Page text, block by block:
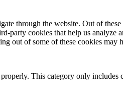
through the website. Out of
party cookies that help us
out of some of these cookies may
This category only